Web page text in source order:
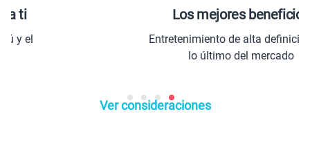
Los mejores beneficios
Entretenimiento de alta definición con
lo último del mercado
Ver consideraciones